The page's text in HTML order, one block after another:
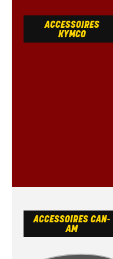
ACCESSOIRES
KYMCO
ACCESSOIRES CAN-
AM